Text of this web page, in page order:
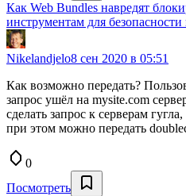
Как Web Bundles навредят
инструментам для
Nikelandjelo8 сен 2020 в 05:51
Как возможно передать?
запрос ушёл на mysite.com
сделать запрос к серверам
при этом можно передать
0
Посмотреть